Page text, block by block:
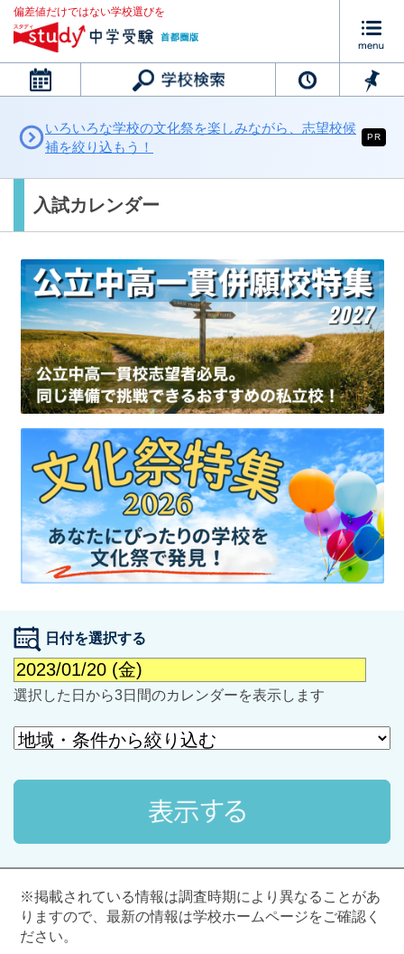
偏差値だけではない学校選びを
カレンダー
最近見た学校
学校閲覧履歴はありません
ブックマークした学校
ブックマークした学校はありません
いろいろな学校の文化祭を楽しみながら、志望校候
補を絞り込もう！
PR
入試カレンダー
日付を選択する
選択した日から3日間のカレンダーを表示します
※掲載されている情報は調査時期により異なることがあ
りますので、最新の情報は学校ホームページをご確認く
ださい。